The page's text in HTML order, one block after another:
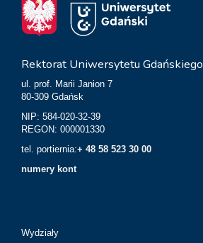
Rektorat Uniwersytetu Gdańskiego
ul. prof. Marii Janion 7
80-309 Gdańsk
NIP: 584-020-32-39
REGON: 000001330
tel. portiernia:+ 48 58 523 30 00
numery kont
Wydziały